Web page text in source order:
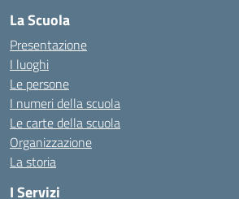
La Scuola
Presentazione
I luoghi
Le persone
I numeri della scuola
Le carte della scuola
Organizzazione
La storia
I Servizi